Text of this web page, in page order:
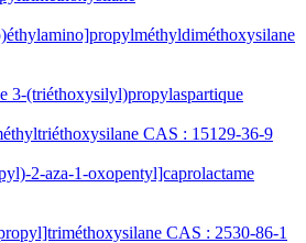
3-(triéthoxysilyl)propylaspartique
CAS : 15129-36-9
2-aza-1-oxopentyl]caprolactame
CAS : 2530-86-1